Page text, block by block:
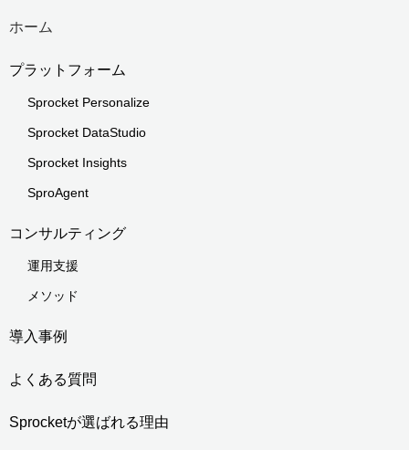
ホーム
プラットフォーム
Sprocket Personalize
Sprocket DataStudio
Sprocket Insights
SproAgent
コンサルティング
運用支援
メソッド
導入事例
よくある質問
Sprocketが選ばれる理由